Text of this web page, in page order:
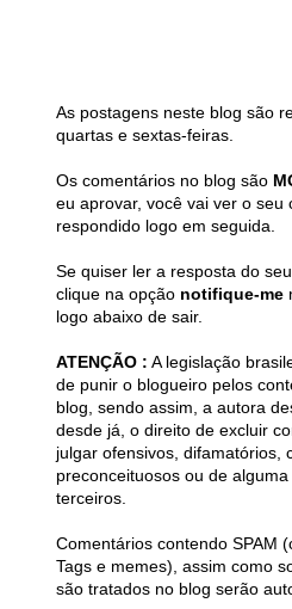
As postagens neste blog são
quartas e sextas-feiras.
Os comentários no blog são
eu aprovar, você vai ver o seu
respondido logo em seguida.
Se quiser ler a resposta do
clique na opção notifique-me
logo abaixo de sair.
ATENÇÃO : A legislação
de punir o blogueiro pelos
blog, sendo assim, a autora
desde já, o direito de excluir
julgar ofensivos, difamatórios,
preconceituosos ou de
terceiros.
Comentários contendo SPAM
Tags e memes), assim como
são tratados no blog serão